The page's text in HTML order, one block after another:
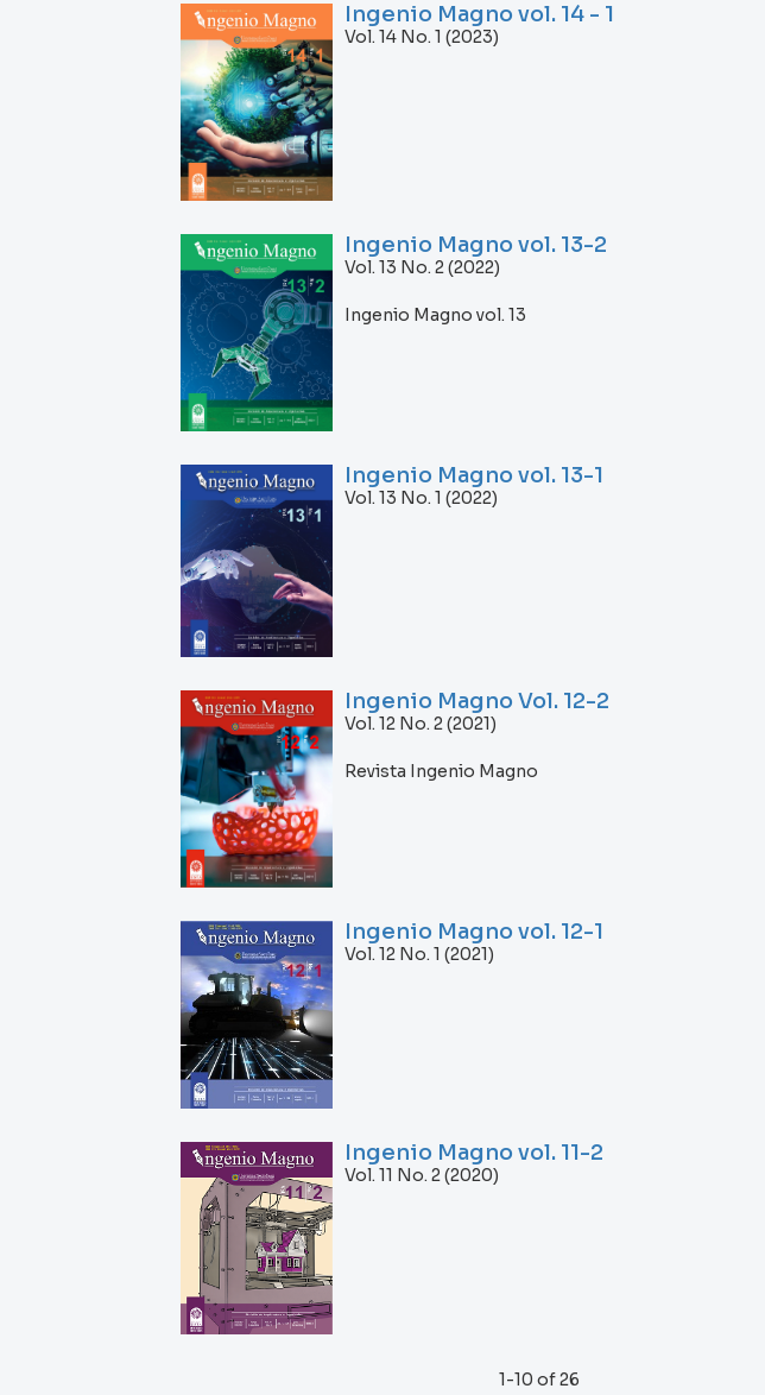
Ingenio Magno vol. 14 - 1
Vol. 14 No. 1 (2023)
Ingenio Magno vol. 13-2
Vol. 13 No. 2 (2022)
Ingenio Magno vol. 13
Ingenio Magno vol. 13-1
Vol. 13 No. 1 (2022)
Ingenio Magno Vol. 12-2
Vol. 12 No. 2 (2021)
Revista Ingenio Magno
Ingenio Magno vol. 12-1
Vol. 12 No. 1 (2021)
Ingenio Magno vol. 11-2
Vol. 11 No. 2 (2020)
1-10 of 26